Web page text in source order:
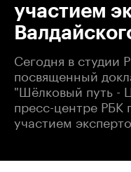
участием
Сегодня в студии
посвященный
"Шёлковый путь -
пресс-центре РБК
участием